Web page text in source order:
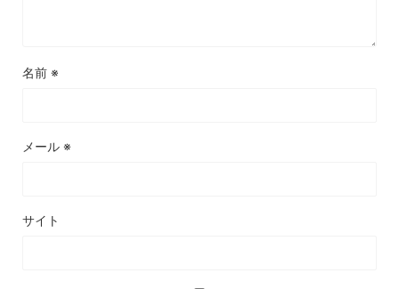
名前 ※
メール ※
サイト